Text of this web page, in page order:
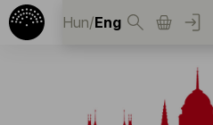
Hun/Eng